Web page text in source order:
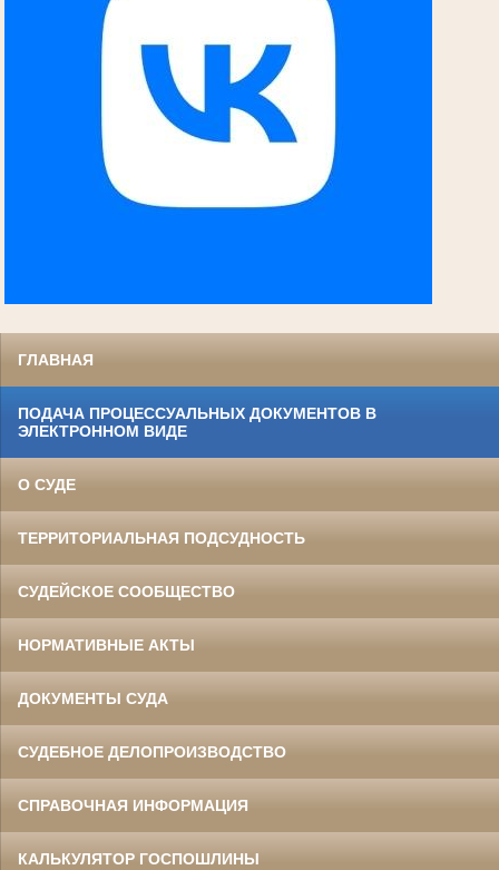
ГЛАВНАЯ
ПОДАЧА ПРОЦЕССУАЛЬНЫХ ДОКУМЕНТОВ В
ЭЛЕКТРОННОМ ВИДЕ
О СУДЕ
ТЕРРИТОРИАЛЬНАЯ ПОДСУДНОСТЬ
СУДЕЙСКОЕ СООБЩЕСТВО
НОРМАТИВНЫЕ АКТЫ
ДОКУМЕНТЫ СУДА
СУДЕБНОЕ ДЕЛОПРОИЗВОДСТВО
СПРАВОЧНАЯ ИНФОРМАЦИЯ
КАЛЬКУЛЯТОР ГОСПОШЛИНЫ